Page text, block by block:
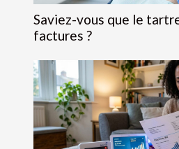
Saviez-vous que le
factures ?